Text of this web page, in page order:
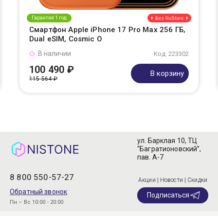
Гарантия 1 год
Смартфон Apple iPhone 17 Pro Max 256 ГБ,
Dual eSIM, Cosmic O
Код: 223302
В наличии
100 490 ₽
115 564 ₽
В корзину
8 800 550-57-27
Обратный звонок
Пн – Вс 10:00 - 20:00
ул. Барклая 10, ТЦ
“Багратионовский”,
пав. А-7
Акции | Новости | Скидки
Подписаться